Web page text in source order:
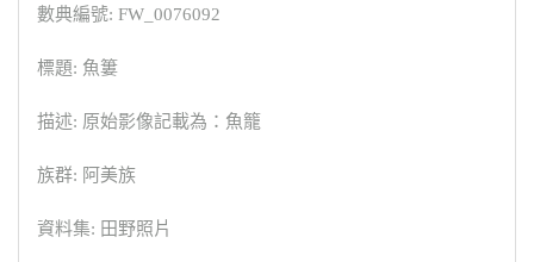
數典編號: FW_0076092
標題: 魚簍
描述: 原始影像記載為：魚籠
族群: 阿美族
資料集: 田野照片